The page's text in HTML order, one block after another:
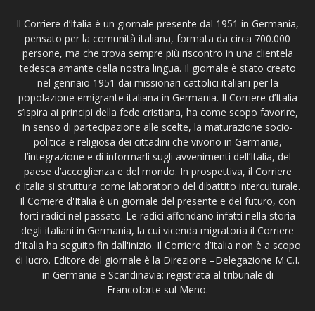
Il Corriere d’Italia è un giornale presente dal 1951 in Germania,
pensato per la comunità italiana, formata da circa 700.000
persone, ma che trova sempre più riscontro in una clientela
tedesca amante della nostra lingua. Il giornale è stato creato
nel gennaio 1951 dai missionari cattolici italiani per la
popolazione emigrante italiana in Germania. Il Corriere d’Italia
s’ispira ai principi della fede cristiana, ha come scopo favorire,
in senso di partecipazione alle scelte, la maturazione socio-
politica e religiosa dei cittadini che vivono in Germania,
l’integrazione e di informarli sugli avvenimenti dell’Italia, del
paese d’accoglienza e del mondo. In prospettiva, il Corriere
d'Italia si struttura come laboratorio del dibattito interculturale.
Il Corriere d'Italia è un giornale del presente e del futuro, con
forti radici nel passato. Le radici affondano infatti nella storia
degli italiani in Germania, la cui vicenda migratoria il Corriere
d'Italia ha seguito fin dall'inizio. Il Corriere d’Italia non è a scopo
di lucro. Editore del giornale è la Direzione –Delegazione M.C.I.
in Germania e Scandinavia; registrata al tribunale di
Francoforte sul Meno.